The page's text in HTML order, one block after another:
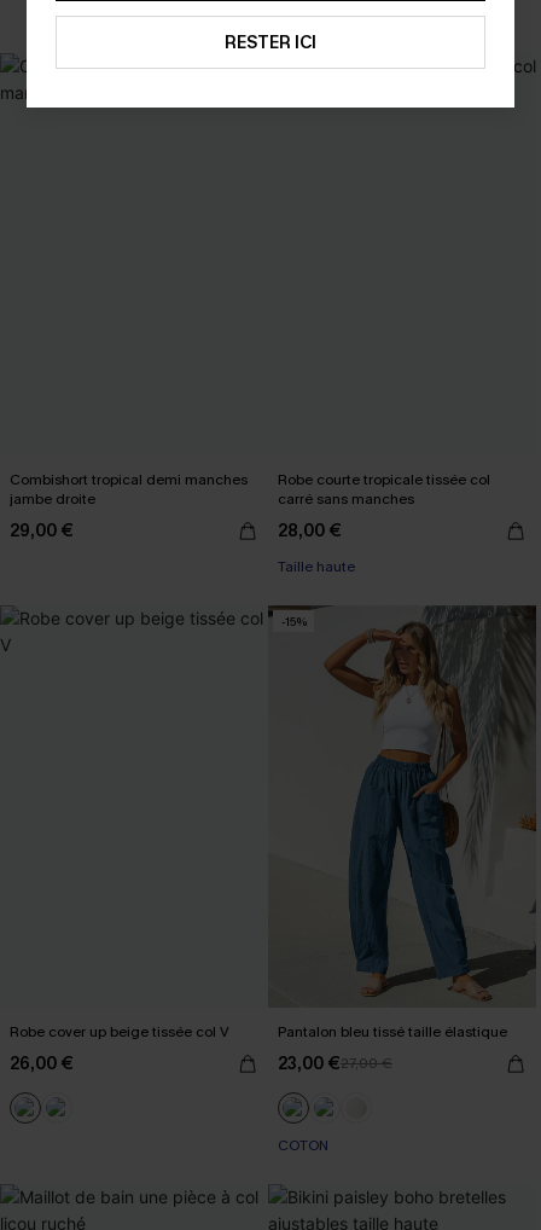
Taille haute
Combishort tropical demi manches
jambe droite
29,00 €
Robe courte tropicale tissée col
carré sans manches
28,00 €
Taille haute
Robe cover up beige tissée col V
26,00 €
-15%
Pantalon bleu tissé taille élastique
23,00 €27,00 €
COTON
RESTER ICI